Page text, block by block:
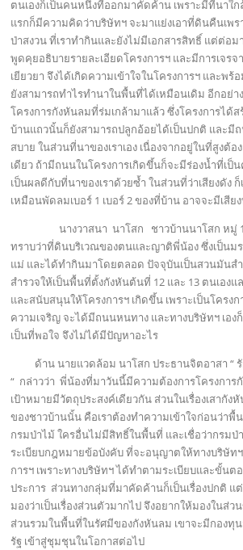
ตนเองก็เป็นคนหนึ่งที่ออกมาคัดค้าน เพราะมีที่นาใ
แรกก็มีความคิดว่าบริษัทฯ จะมาแย่งเอาที่ดินคืนเพ
ป่าสงวน ที่เราทำกินและยังไม่มีเอกสารสิทธิ์ แต่ต่อม
พูดคุยอธิบายรายละเอียดโครงการฯ และมีการเจรจ
เยียวยา จึงได้เกิดความเข้าใจในโครงการฯ และพร้
ยังสามารถทำไรทำนาในพื้นที่ได้เหมือนเดิม อีกอย่า
โครงการกังหันลมที่ร่มเกล้ามาแล้ว ซึ่งโครงการได้ส
บ้านแถวนั้นก็ยังสามารถปลูกอ้อยได้เป็นปกติ และมี
สบาย ในส่วนที่นาของเราเอง เนื่องจากอยู่ในที่สูงต้
เดียว ถ้ามีถนนในโครงการเกิดขึ้นก็จะมีร่องน้ำที่เป็
เป็นผลดีกับที่นาของเราด้วยซ้ำ ในส่วนที่ว่าเสียงดัง
เหมือนพัดลมเบอร์ 1 เบอร์ 2 ของที่บ้าน อาจจะมีเสี
นางวาสนา นาโสก ชาวบ้านนาโสก หมู่ 14
ทราบว่าที่ดินบริเวณของตนและญาติพี่น้อง ซึ่งเป็น
แม่ และได้ทำกินมาโดยตลอด ปัจจุบันเป็นสวนมันส
สำรวจให้เป็นพื้นที่ตั้งกังหันต้นที่ 12 และ 13 ตนเอง
และสนับสนุนให้โครงการฯ เกิดขึ้น เพราะเป็นโครง
ความเจริญ จะได้มีถนนหนทาง และทางบริษัทฯ เอง
เป็นที่พอใจ จึงไม่ได้มีปัญหาอะไร
ด้าน นายแวดล้อม นาโสก ประธานจิตอาสา “
“ กล่าวว่า พี่น้องที่มาวันนี้มีความต้องการโครงการ
เป้าหมายมีวัตถุประสงค์เดียวกัน ส่วนในเรื่องเสากั
ของชาวบ้านนั้น คือเราต้องทำความเข้าใจก่อนว่า
กรมป่าไม้ ใครอื่นไม่มีสิทธิ์ในพื้นที่ และเชื่อว่ากรม
ระเบียบกฎหมายข้อบังคับ ที่จะอนุญาตให้ทางบริษัทฯ
การฯ เพราะทางบริษัทฯ ได้ทำตามระเบียบและขั้น
ประการ ส่วนทางกลุ่มที่มาคัดค้านก็เป็นเรื่องปกติ แ
มองว่าเป็นเรื่องส่วนตัวมากไป จึงอยากให้มองในส่
ส่วนรวมในพื้นที่ในรัศมีของกังหันลม เขาจะมีกองทุ
รัฐ เข้าสู่ชุมชุนในโอกาสต่อไป